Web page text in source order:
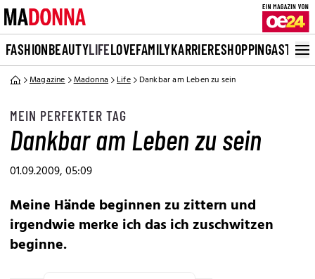
FASHIONBEAUTYLIFELOVEFAMILYKARRIERESHOPPINGASTRO
Magazine Madonna Life Dankbar am Leben zu sein
MEIN PERFEKTER TAG
Dankbar am Leben zu sein
01.09.2009, 05:09
Meine Hände beginnen zu zittern und
irgendwie merke ich das ich zuschwitzen
beginne.